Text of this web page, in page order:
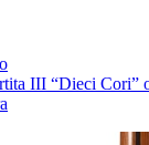
III “Dieci Cori”